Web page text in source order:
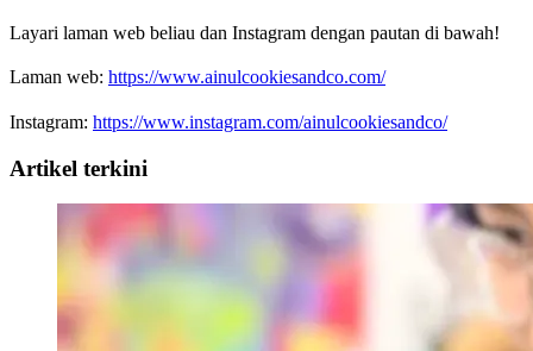
Layari laman web beliau dan Instagram dengan pautan di bawah!
Laman web: https://www.ainulcookiesandco.com/
Instagram: https://www.instagram.com/ainulcookiesandco/
Artikel terkini